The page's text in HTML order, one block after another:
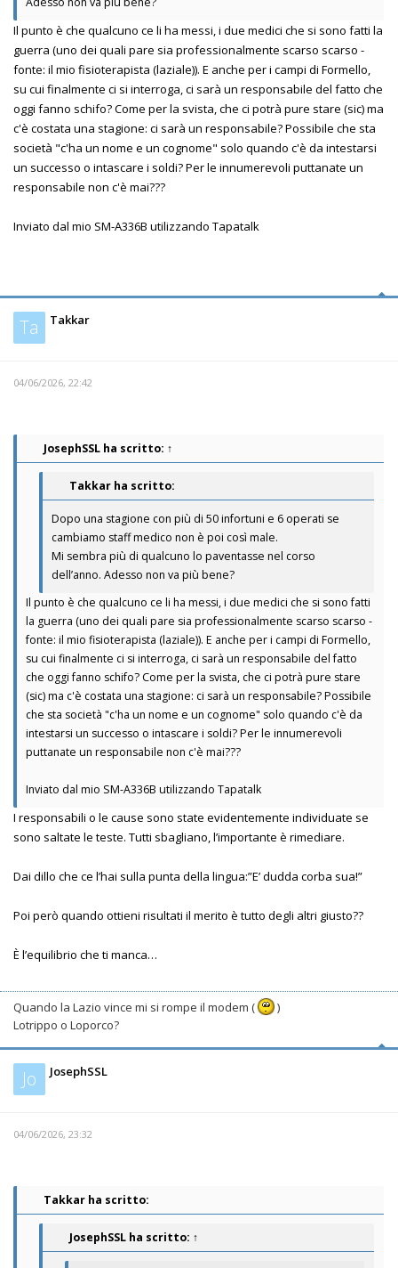
Il punto è che qualcuno ce li ha messi, i due medici che si sono fatti la
guerra (uno dei quali pare sia professionalmente scarso scarso -
fonte: il mio fisioterapista (laziale)). E anche per i campi di Formello,
su cui finalmente ci si interroga, ci sarà un responsabile del fatto che
oggi fanno schifo? Come per la svista, che ci potrà pure stare (sic) ma
c'è costata una stagione: ci sarà un responsabile? Possibile che sta
società "c'ha un nome e un cognome" solo quando c'è da intestarsi
un successo o intascare i soldi? Per le innumerevoli puttanate un
responsabile non c'è mai???
Inviato dal mio SM-A336B utilizzando Tapatalk
Ta Takkar
04/06/2026, 22:42
JosephSSL ha scritto: ↑
Takkar ha scritto:
Dopo una stagione con più di 50 infortuni e 6 operati se
cambiamo staff medico non è poi così male.
Mi sembra più di qualcuno lo paventasse nel corso
dell’anno. Adesso non va più bene?
Il punto è che qualcuno ce li ha messi, i due medici che si sono fatti
la guerra (uno dei quali pare sia professionalmente scarso scarso -
fonte: il mio fisioterapista (laziale)). E anche per i campi di Formello,
su cui finalmente ci si interroga, ci sarà un responsabile del fatto
che oggi fanno schifo? Come per la svista, che ci potrà pure stare
(sic) ma c'è costata una stagione: ci sarà un responsabile? Possibile
che sta società "c'ha un nome e un cognome" solo quando c'è da
intestarsi un successo o intascare i soldi? Per le innumerevoli
puttanate un responsabile non c'è mai???
Inviato dal mio SM-A336B utilizzando Tapatalk
I responsabili o le cause sono state evidentemente individuate se
sono saltate le teste. Tutti sbagliano, l’importante è rimediare.
Dai dillo che ce l’hai sulla punta della lingua:”E’ dudda corba sua!”
Poi però quando ottieni risultati il merito è tutto degli altri giusto??
È l’equilibrio che ti manca…
Quando la Lazio vince mi si rompe il modem (
)
Lotrippo o Loporco?
Jo JosephSSL
04/06/2026, 23:32
Takkar ha scritto:
JosephSSL ha scritto: ↑